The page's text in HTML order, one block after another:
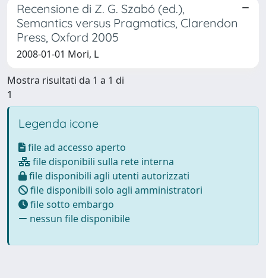
Recensione di Z. G. Szabó (ed.),
Semantics versus Pragmatics, Clarendon
Press, Oxford 2005
2008-01-01 Mori, L
Mostra risultati da 1 a 1 di
1
Legenda icone
file ad accesso aperto
file disponibili sulla rete interna
file disponibili agli utenti autorizzati
file disponibili solo agli amministratori
file sotto embargo
nessun file disponibile